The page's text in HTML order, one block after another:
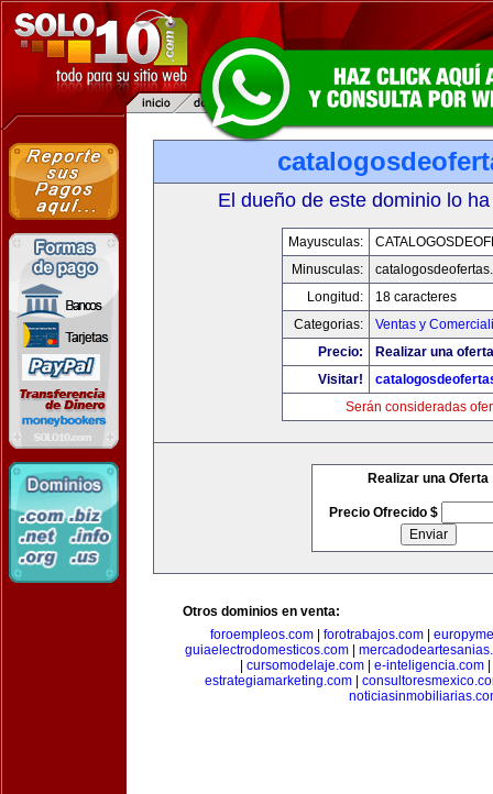
El dueño de este dominio lo
Mayusculas:
Minusculas:
Longitud:
18 caracteres
Categorias:
Ventas y
Precio:
Realizar una
Visitar!
Serán consideradas
Realizar una Oferta
Precio Ofrecido $
Otros dominios en venta:
foroempleos.com
forotrabajos.com
guiaelectrodomesticos.com
cursomodelaje.com| e-inteligencia.com|
estrategiamarketing.com|